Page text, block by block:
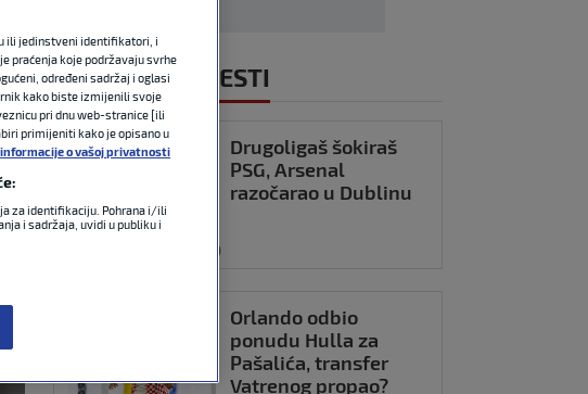
NAJNOVIJE VIJESTI
Drugoligaš šokiraš
PSG, Arsenal
razočarao u Dublinu
0
Orlando odbio
ponudu Hulla za
Pašalića, transfer
Vatrenog propao?
ili jedinstveni identifikatori, i
praćenja koje podržavaju svrhe
određeni sadržaj i oglasi
kako biste izmijenili svoje
pri dnu web-stranice [ili
primijeniti kako je opisano u
o vašoj privatnosti
za identifikaciju. Pohrana i/ili
i sadržaja, uvidi u publiku i